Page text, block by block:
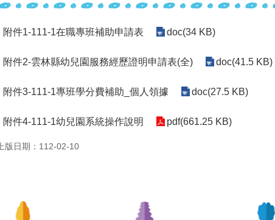
附件1-111-1在職專班補助申請表 doc(34 KB)
附件2-雲林縣幼兒園服務經歷證明申請表(全) doc(41.5 KB)
附件3-111-1專班學分費補助_個人領據 doc(27.5 KB)
附件4-111-1幼兒園系統操作說明 pdf(661.25 KB)
上版日期：112-02-10